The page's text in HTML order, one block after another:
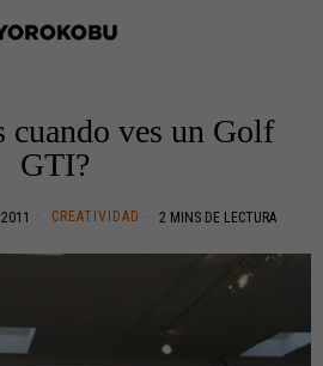
cuando ves un Golf
GTI?
CREATIVIDAD 2 MINS DE LECTURA